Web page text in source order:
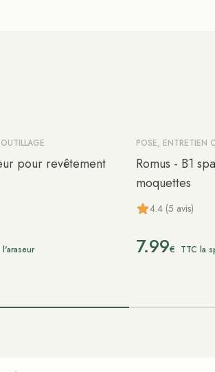
pour revêtement
l'araseur
POSE, ENTRETIEN
Romus - B1
moquettes
4.4 (5 avis)
7.99€ TTC la